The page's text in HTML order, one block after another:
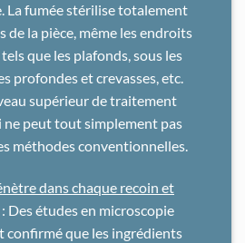
La fumée stérilise totalement
de la pièce, même les endroits
tels que les plafonds, sous les
profondes et crevasses, etc.
supérieur de traitement
peut tout simplement pas
méthodes conventionnelles.
dans chaque recoin et
: Des études en microscopie
confirmé que les ingrédients